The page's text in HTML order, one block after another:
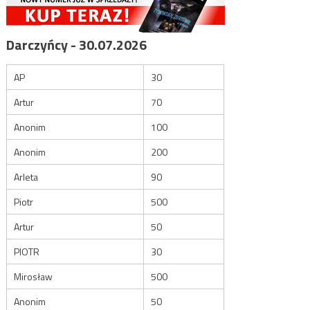
Darczyńcy - 30.07.2026
AP
30
Artur
70
Anonim
100
Anonim
200
Arleta
90
Piotr
500
Artur
50
PIOTR
30
Mirosław
500
Anonim
50